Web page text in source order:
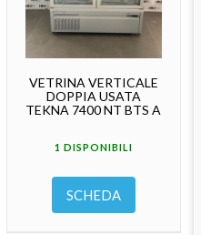
VETRINA VERTICALE
DOPPIA USATA
TEKNA 7400 NT BTS A
1 DISPONIBILI
SCHEDA